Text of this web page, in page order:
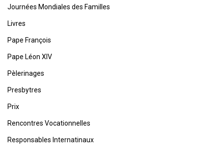
Journées Mondiales des Familles
Livres
Pape François
Pape Léon XIV
Pèlerinages
Presbytres
Prix
Rencontres Vocationnelles
Responsables Internatinaux